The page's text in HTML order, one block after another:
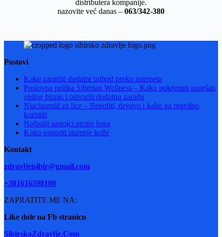
distributera kompanije.
nazovite već danas – 063/342-380
Postovi
Kako zaraditi dodatni prihod preko interneta
Poslovna prilika Siberian Wellness – Kako pokrenuti uspešan
online biznis i ostvariti dodatnu zaradu
Niacinamid za lice – Benefiti, dejstvo i kako ga pravilno
koristiti
Najbolji sastojci protiv bora
Kako usporiti starenje kože
Kontakt
zdravljeisibir@gmail.com
+381616598108
ZAPRATITE ME NA:
Like dole na Fb stranicu
SibirskoZdravlje.Com